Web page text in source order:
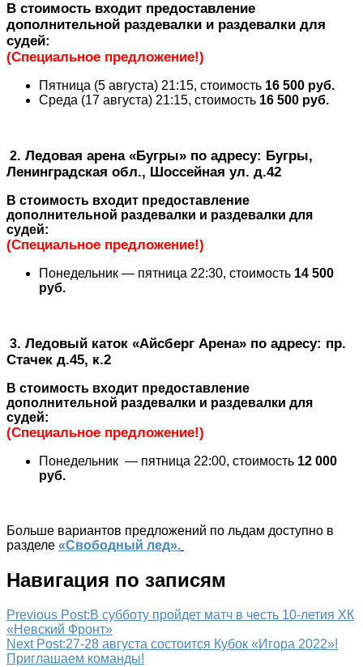
В стоимость входит предоставление
дополнительной раздевалки и раздевалки для
судей:
(Специальное предложение!)
Пятница (5 августа) 21:15, стоимость 16 500 руб.
Среда (17 августа) 21:15, стоимость 16 500 руб.
2. Ледовая арена «Бугры» по адресу: Бугры,
Ленинградская обл., Шоссейная ул. д.42
В стоимость входит предоставление
дополнительной раздевалки и раздевалки для
судей:
(Специальное предложение!)
Понедельник — пятница 22:30, стоимость 14 500
руб.
3. Ледовый каток «Айсберг Арена» по адресу: пр.
Стачек д.45, к.2
В стоимость входит предоставление
дополнительной раздевалки и раздевалки для
судей:
(Специальное предложение!)
Понедельник — пятница 22:00, стоимость 12 000
руб.
Больше вариантов предложений по льдам доступно в
разделе «Свободный лед».
Навигация по записям
Previous Post:В субботу пройдет матч в честь 10-летия ХК
«Невский Фронт»
Next Post:27-28 августа состоится Кубок «Игора 2022»!
Приглашаем команды!